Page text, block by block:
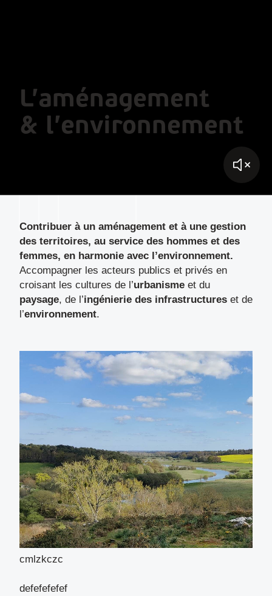
L’aménagement
& l’environnement
Contribuer à un aménagement et à une gestion
des territoires, au service des hommes et des
femmes, en harmonie avec l’environnement.
Accompagner les acteurs publics et privés en
croisant les cultures de l’urbanisme et du
paysage, de l’ingénierie des infrastructures et de
l’environnement.
cmlzkczc
defefefefef